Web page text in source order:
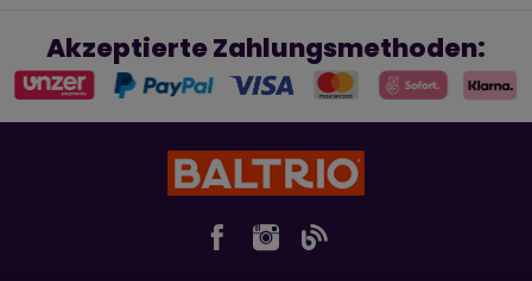
Akzeptierte Zahlungsmethoden: